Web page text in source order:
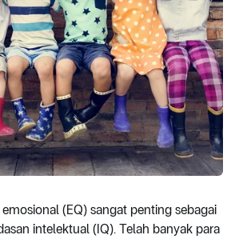
(EQ) sangat penting sebagai
intelektual (IQ). Telah banyak para